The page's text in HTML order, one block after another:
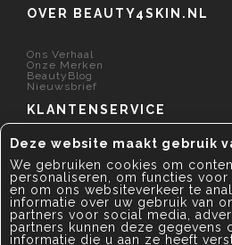
Deze website maakt gebruik
We gebruiken cookies om
personaliseren, om functies
en om ons websiteverkeer te
informatie over uw gebruik van
partners voor social media,
partners kunnen deze gegevens
informatie die u aan ze heeft
OVER BEAUTY4SKIN.NL
Ons Verhaal
Onze Merken
BeautyBlog
Nieuwsbrief
KLANTENSERVICE
ALGEMEEN